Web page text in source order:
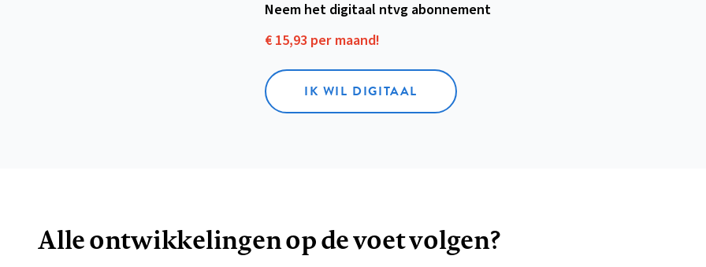
Neem het digitaal ntvg abonnement
€ 15,93 per maand!
IK WIL DIGITAAL
Alle ontwikkelingen op de voet volgen?